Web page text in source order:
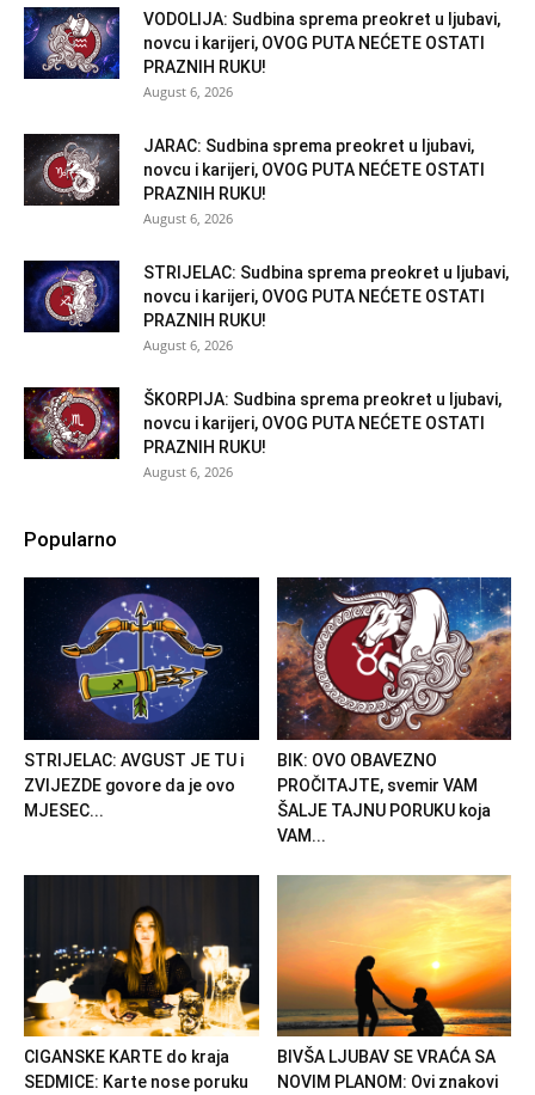
VODOLIJA: Sudbina sprema preokret u ljubavi,
novcu i karijeri, OVOG PUTA NEĆETE OSTATI
PRAZNIH RUKU!
August 6, 2026
JARAC: Sudbina sprema preokret u ljubavi,
novcu i karijeri, OVOG PUTA NEĆETE OSTATI
PRAZNIH RUKU!
August 6, 2026
STRIJELAC: Sudbina sprema preokret u ljubavi,
novcu i karijeri, OVOG PUTA NEĆETE OSTATI
PRAZNIH RUKU!
August 6, 2026
ŠKORPIJA: Sudbina sprema preokret u ljubavi,
novcu i karijeri, OVOG PUTA NEĆETE OSTATI
PRAZNIH RUKU!
August 6, 2026
Popularno
STRIJELAC: AVGUST JE TU i
ZVIJEZDE govore da je ovo
MJESEC...
BIK: OVO OBAVEZNO
PROČITAJTE, svemir VAM
ŠALJE TAJNU PORUKU koja
VAM...
CIGANSKE KARTE do kraja
SEDMICE: Karte nose poruku
BIVŠA LJUBAV SE VRAĆA SA
NOVIM PLANOM: Ovi znakovi